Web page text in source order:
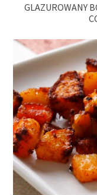
GLAZUROWANY